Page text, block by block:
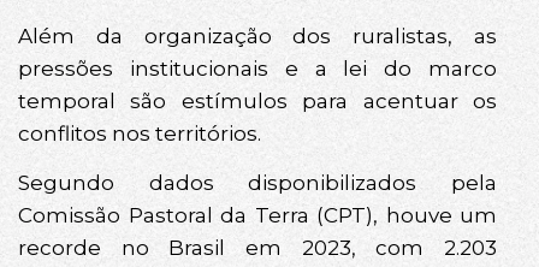
Além da organização dos ruralistas, as
pressões institucionais e a lei do marco
temporal são estímulos para acentuar os
conflitos nos territórios.
Segundo dados disponibilizados pela
Comissão Pastoral da Terra (CPT), houve um
recorde no Brasil em 2023, com 2.203